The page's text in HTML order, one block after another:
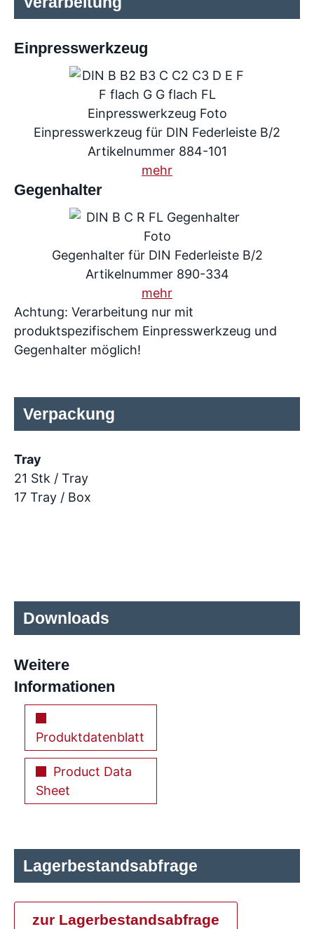
Einpresswerkzeug
Einpresswerkzeug für DIN Federleiste B/2
Artikelnummer 884-101
mehr
Gegenhalter
Gegenhalter für DIN Federleiste B/2
Artikelnummer 890-334
mehr
Achtung: Verarbeitung nur mit
produktspezifischem Einpresswerkzeug und
Gegenhalter möglich!
Verpackung
Tray
21 Stk / Tray
17 Tray / Box
Downloads
Weitere
Informationen
Produktdatenblatt
Product Data
Sheet
Lagerbestandsabfrage
zur Lagerbestandsabfrage